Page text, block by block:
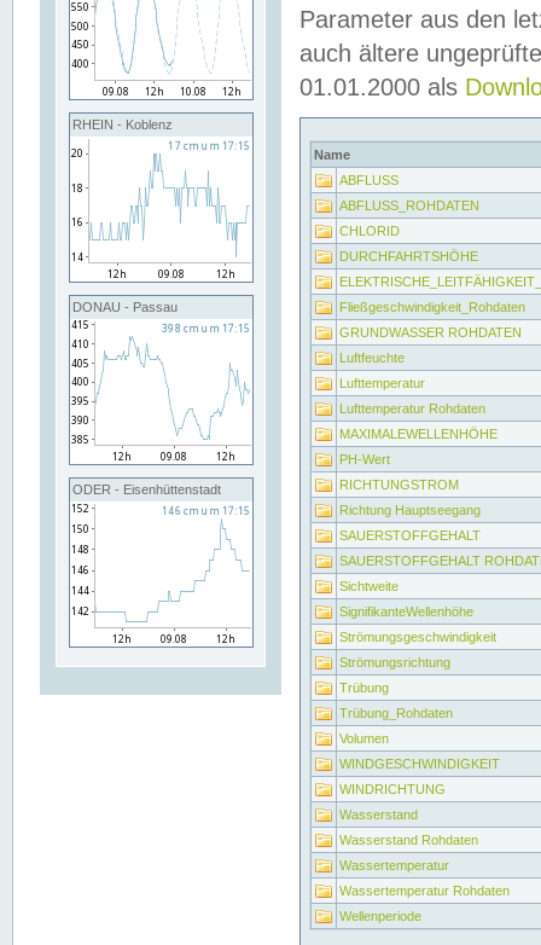
RHEIN - Koblenz
DONAU - Passau
ODER - Eisenhüttenstadt
Parameter aus den
auch ältere
01.01.2000 als
Name
ABFLUSS
ABFLUSS_ROHDATEN
CHLORID
DURCHFAHRTSHÖHE
Fließgeschwindigkeit_Rohdaten
GRUNDWASSER ROHDATEN
Luftfeuchte
Lufttemperatur
Lufttemperatur Rohdaten
MAXIMALEWELLENHÖHE
PH-Wert
RICHTUNGSTROM
Richtung Hauptseegang
SAUERSTOFFGEHALT
SAUERSTOFFGEHALT
Sichtweite
SignifikanteWellenhöhe
Strömungsgeschwindigkeit
Strömungsrichtung
Trübung
Trübung_Rohdaten
Volumen
WINDGESCHWINDIGKEIT
WINDRICHTUNG
Wasserstand
Wasserstand Rohdaten
Wassertemperatur
Wassertemperatur Rohdaten
Wellenperiode